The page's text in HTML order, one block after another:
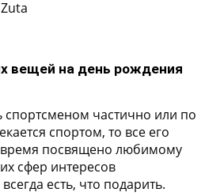
вещей на день рождения
частично или по
спортом, то все его
время посвящено любимому
сфер интересов
есть, что подарить.